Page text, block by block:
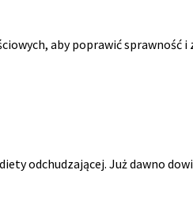
aby poprawić
odchudzającej. Już dawno